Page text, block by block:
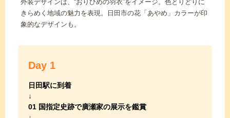
外装デザインは、“おりひめの羽衣”をイメージ。色とりどりに
きらめく地域の魅力を表現。日田市の花「あやめ」カラーが印
象的なデザインも。
Day 1
日田駅に到着
01 国指定史跡で廣瀬家の展示を鑑賞